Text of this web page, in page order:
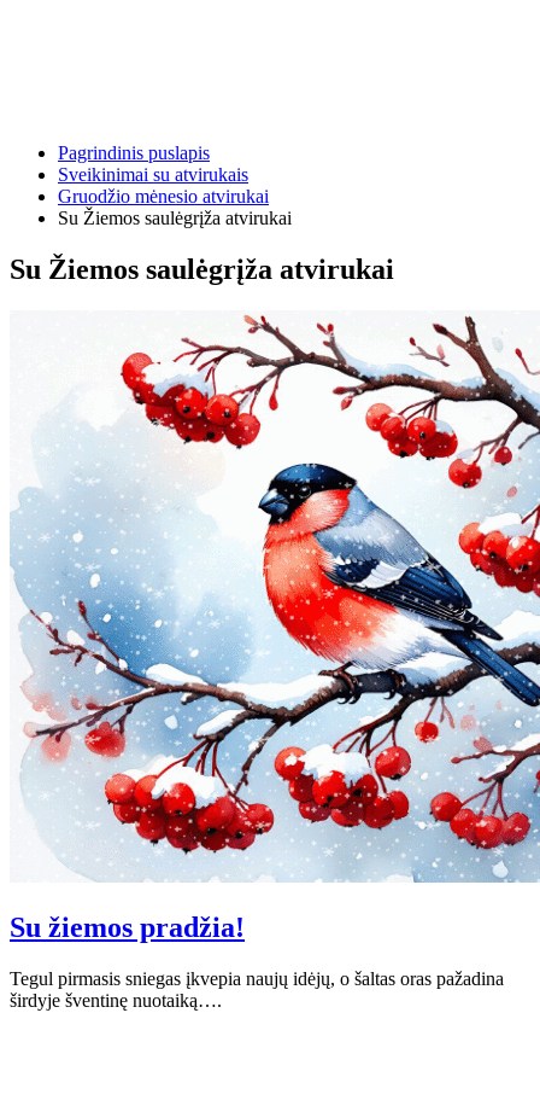
Pagrindinis puslapis
Sveikinimai su atvirukais
Gruodžio mėnesio atvirukai
Su Žiemos saulėgrįža atvirukai
Su Žiemos saulėgrįža atvirukai
Su žiemos pradžia!
Tegul pirmasis sniegas įkvepia naujų idėjų, o šaltas oras pažadina
širdyje šventinę nuotaiką….